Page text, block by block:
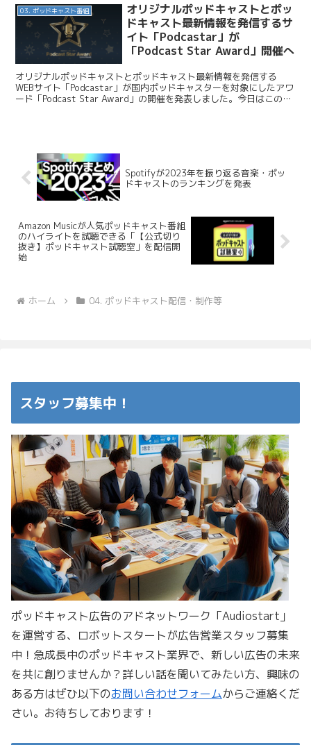
03. ポッドキャスト番組
オリジナルポッドキャストとポッ
ドキャスト最新情報を発信するサ
イト「Podcastar」が
「Podcast Star Award」開催へ
オリジナルポッドキャストとポッドキャスト最新情報を発信する
WEBサイト「Podcastar」が国内ポッドキャスターを対象にしたアワ
ード「Podcast Star Award」の開催を発表しました。今日はこのニ
Spotifyが2023年を振り返る音楽・ポッ
ドキャストのランキングを発表
Amazon Musicが人気ポッドキャスト番組
のハイライトを試聴できる「【公式切り
抜き】ポッドキャスト試聴室」を配信開
始
ホーム 04. ポッドキャスト配信・制作等
スタッフ募集中！
ポッドキャスト広告のアドネットワーク「Audiostart」
を運営する、ロボットスタートが広告営業スタッフ募集
中！急成長中のポッドキャスト業界で、新しい広告の未来
を共に創りませんか？詳しい話を聞いてみたい方、興味の
ある方はぜひ以下のお問い合わせフォームからご連絡くだ
さい。お待ちしております！